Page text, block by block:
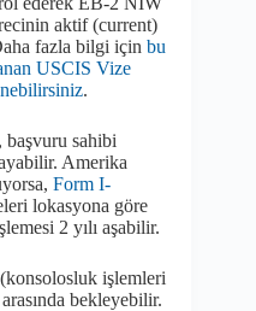
aktif (current)
fazla bilgi için bu
USCIS Vize
.
sahibi
Amerika
Form I-
lokasyona göre
2 yılı aşabilir.
(konsolosluk işlemleri
bekleyebilir.